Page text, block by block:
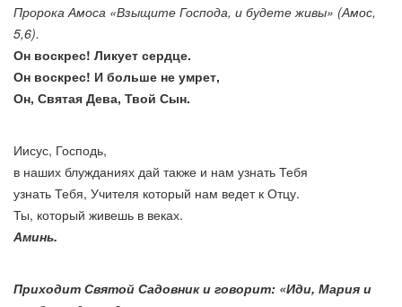
Пророка Амоса «Взыщите Господа, и будете живы» (Амос,
5,6).
Он воскрес! Ликует сердце.
Он воскрес! И больше не умрет,
Он, Святая Дева, Твой Сын.
Иисус, Господь,
в наших блужданиях дай также и нам узнать Тебя
узнать Тебя, Учителя который нам ведет к Отцу.
Ты, который живешь в веках.
Аминь.
Приходит Святой Садовник и говорит: «Иди, Мария и